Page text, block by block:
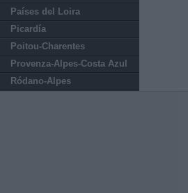
Países del Loira
Picardía
Poitou-Charentes
Provenza-Alpes-Costa Azul
Ródano-Alpes